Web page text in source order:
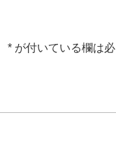
* が付いている欄は必